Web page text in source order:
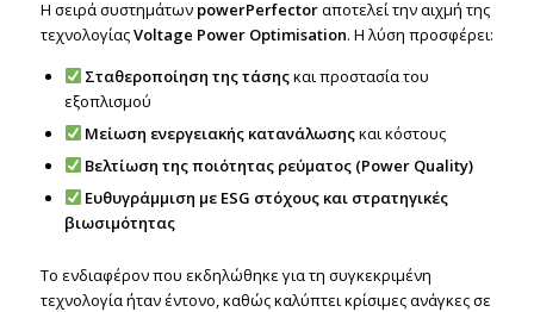
Η σειρά συστημάτων powerPerfectorαποτελεί την αιχμή της
τεχνολογίαςVoltage Power Optimisation. Η λύση προσφέρει:
Σταθεροποίηση της τάσηςκαι προστασία του
εξοπλισμού
Μείωση ενεργειακής κατανάλωσηςκαι κόστους
Βελτίωση της ποιότητας ρεύματος (Power Quality)
Ευθυγράμμιση με ESG στόχους και στρατηγικές
βιωσιμότητας
Το ενδιαφέρον που εκδηλώθηκε για τη συγκεκριμένη
τεχνολογία ήταν έντονο, καθώς καλύπτει κρίσιμες ανάγκες σε